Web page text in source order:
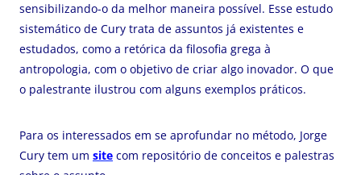
sensibilizando-o da melhor maneira possível. Esse estudo
sistemático de Cury trata de assuntos já existentes e
estudados, como a retórica da filosofia grega à
antropologia, com o objetivo de criar algo inovador. O que
o palestrante ilustrou com alguns exemplos práticos.
Para os interessados em se aprofundar no método, Jorge
Cury tem um site com repositório de conceitos e palestras